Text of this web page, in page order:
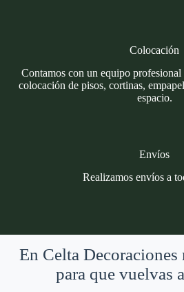
Colocación
Contamos con un equipo
colocación de pisos, cortinas,
espacio.
Envíos
Realizamos envíos a
En Celta Decoraciones
para que vuelvas